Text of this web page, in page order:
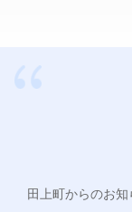
田上町からのお知